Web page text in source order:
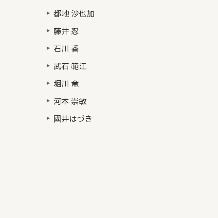
都地 沙也加
藤井 忍
石川 香
武石 範江
堀川 竜
河本 崇敏
國井はづき